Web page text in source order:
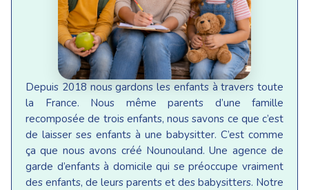
Depuis 2018 nous gardons les enfants à travers toute
la France. Nous même parents d’une famille
recomposée de trois enfants, nous savons ce que c’est
de laisser ses enfants à une babysitter. C’est comme
ça que nous avons créé Nounouland. Une agence de
garde d’enfants à domicile qui se préoccupe vraiment
des enfants, de leurs parents et des babysitters. Notre